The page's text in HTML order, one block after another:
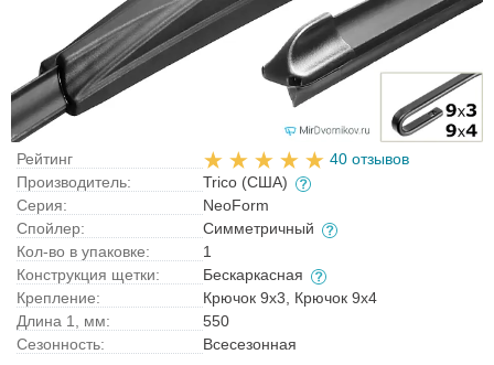
Рейтинг
40 отзывов
Производитель:
Trico (США)
Серия:
NeoForm
Спойлер:
Симметричный
Кол-во в упаковке:
1
Конструкция щетки:
Бескаркасная
Крепление:
Крючок 9x3, Крючок 9x4
Длина 1, мм:
550
Сезонность:
Всесезонная